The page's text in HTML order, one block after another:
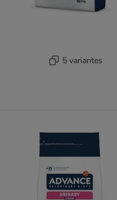
5 variantes